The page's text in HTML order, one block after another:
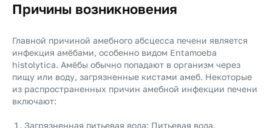
Причины возникновения
Главной причиной амебного абсцесса печени является
инфекция амёбами, особенно видом Entamoeba
histolytica. Амёбы обычно попадают в организм через
пищу или воду, загрязненные кистами амеб. Некоторые
из распространенных причин амебной инфекции печени
включают:
Загрязненная питьевая вода: Питьевая вода,